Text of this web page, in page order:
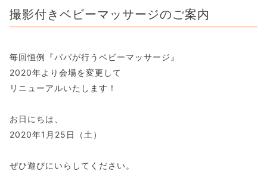
撮影付きベビーマッサージのご案内
毎回恒例『パパが行うベビーマッサージ』
2020年より会場を変更して
リニューアルいたします！
お日にちは、
2020年1月25日（土）
ぜひ遊びにいらしてください。